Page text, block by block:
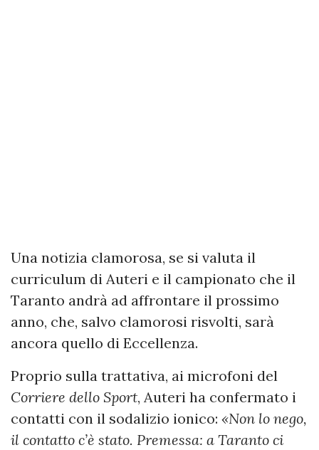
Una notizia clamorosa, se si valuta il
curriculum di Auteri e il campionato che il
Taranto andrà ad affrontare il prossimo
anno, che, salvo clamorosi risvolti, sarà
ancora quello di Eccellenza.
Proprio sulla trattativa, ai microfoni del
Corriere dello Sport, Auteri ha confermato i
contatti con il sodalizio ionico: «Non lo nego,
il contatto c’è stato. Premessa: a Taranto ci